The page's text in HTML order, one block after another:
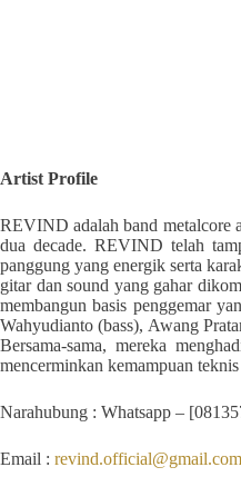
Artist Profile
REVIND adalah band metalcore
dua decade. REVIND telah
panggung yang energik serta
gitar dan sound yang gahar
membangun basis penggemar
Wahyudianto (bass), Awang
Bersama-sama, mereka
mencerminkan kemampuan
Narahubung : Whatsapp –
Email : revind.official@gmail.com